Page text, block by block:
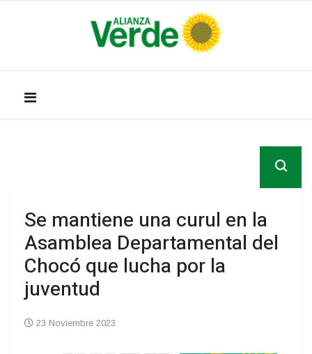
Se mantiene una curul en la
Asamblea Departamental del
Chocó que lucha por la
juventud
23 Noviembre 2023